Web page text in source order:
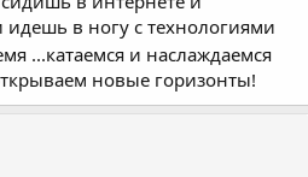
идешь в ногу с технологиями
...катаемся и наслаждаемся
новые горизонты!